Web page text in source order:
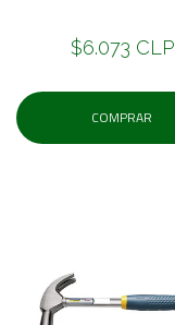
$6.073 CLP
COMPRAR